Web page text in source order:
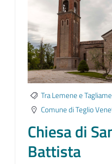
Tra Lemene e
Comune di Teglio
Chiesa di
Battista